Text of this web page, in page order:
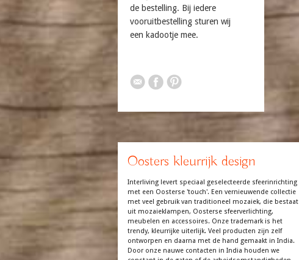
de bestelling. Bij iedere
vooruitbestelling sturen wij
een kadootje mee.
Oosters kleurrijk design
Interliving levert speciaal geselecteerde sfeerinrichting
met een Oosterse 'touch'. Een vernieuwende collectie
met veel gebruik van traditioneel mozaiek, die bestaat
uit mozaieklampen, Oosterse sfeerverlichting,
meubelen en accessoires. Onze trademark is het
trendy, kleurrijke uiterlijk. Veel producten zijn zelf
ontworpen en daarna met de hand gemaakt in India.
Door onze nauwe contacten in India houden we